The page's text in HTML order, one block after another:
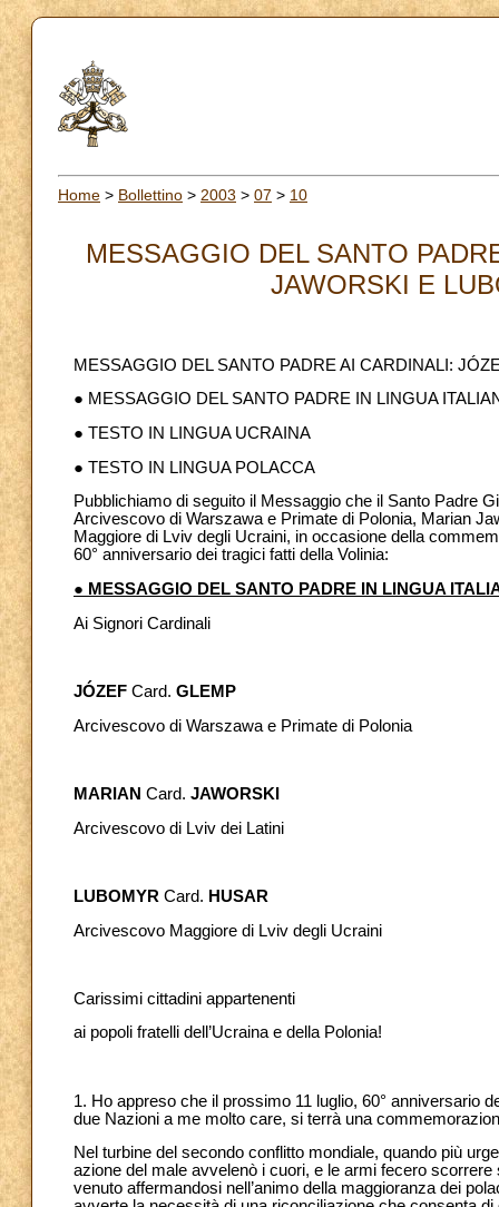
Home > Bollettino > 2003 > 07 > 10
MESSAGGIO DEL SANTO
JAWORSKI E
MESSAGGIO DEL SANTO PADRE AI CARDINALI:
● MESSAGGIO DEL SANTO PADRE IN LINGUA
● TESTO IN LINGUA UCRAINA
● TESTO IN LINGUA POLACCA
Pubblichiamo di seguito il Messaggio che il Santo Padre
Arcivescovo di Warszawa e Primate di Polonia, Marian
Maggiore di Lviv degli Ucraini, in occasione della
60° anniversario dei tragici fatti della Volinia:
● MESSAGGIO DEL SANTO PADRE IN LINGUA
Ai Signori Cardinali
JÓZEF Card. GLEMP
Arcivescovo di Warszawa e Primate di Polonia
MARIAN Card. JAWORSKI
Arcivescovo di Lviv dei Latini
LUBOMYR Card. HUSAR
Arcivescovo Maggiore di Lviv degli Ucraini
Carissimi cittadini appartenenti
ai popoli fratelli dell’Ucraina e della Polonia!
1. Ho appreso che il prossimo 11 luglio, 60° anniversario
due Nazioni a me molto care, si terrà una
Nel turbine del secondo conflitto mondiale, quando più
azione del male avvelenò i cuori, e le armi fecero
venuto affermandosi nell’animo della maggioranza dei